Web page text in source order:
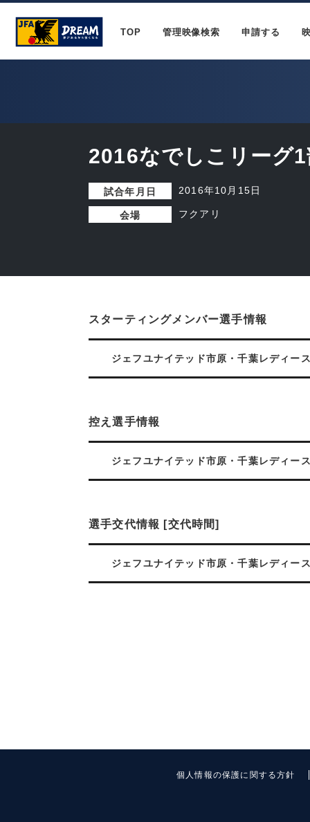
TOP 管理映像検索 申請する
2016なでしこリーグ
試合年月日 2016年10月15日
会場 フクアリ
スターティングメンバー選手情報
ジェフユナイテッド市原・千葉レディー
控え選手情報
ジェフユナイテッド市原・千葉レディー
選手交代情報 [交代時間]
ジェフユナイテッド市原・千葉レディー
個人情報の保護に関する方針